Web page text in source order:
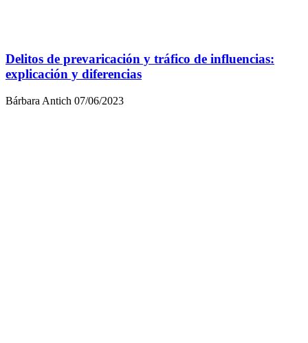
Delitos de prevaricación y tráfico de influencias:
explicación y diferencias
Bárbara Antich 07/06/2023